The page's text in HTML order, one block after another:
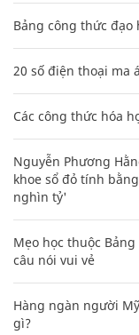
Bảng công thức
20 số điện thoại ma
Các công thức hóa
Nguyễn Phương
khoe sổ đỏ tính
nghìn tỷ'
Mẹo học thuộc
câu nói vui vẻ
Hàng ngàn người
gì?